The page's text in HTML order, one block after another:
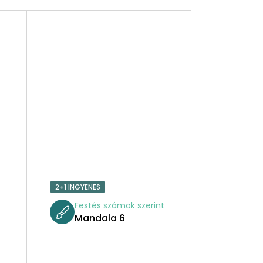
2+1 INGYENES
Festés számok szerint
Mandala 6